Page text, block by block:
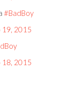
#BadBoy
19, 2015
18, 2015